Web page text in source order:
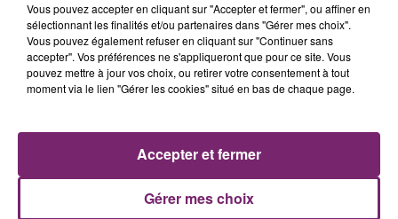
La Bulle - Guinguette éphémère
de Frelinghien !
Vous pouvez accepter en cliquant sur "Accepter et fermer", ou affiner en
sélectionnant les finalités et/ou partenaires dans "Gérer mes choix".
Vous pouvez également refuser en cliquant sur "Continuer sans
accepter". Vos préférences ne s'appliqueront que pour ce site. Vous
pouvez mettre à jour vos choix, ou retirer votre consentement à tout
moment via le lien "Gérer les cookies" situé en bas de chaque page.
Gérer mes choix
Accepter et fermer